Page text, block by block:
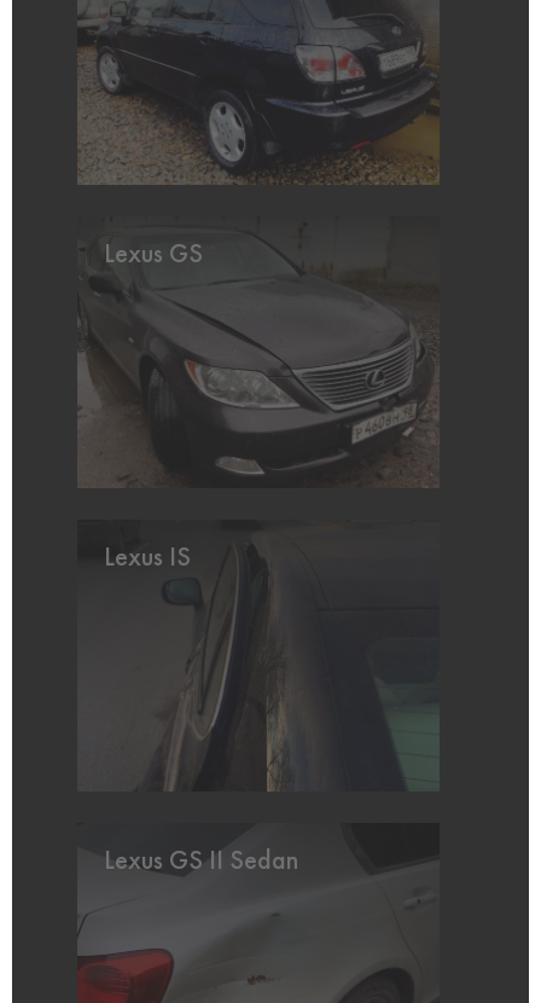
Lexus GS
Lexus IS
Lexus GS II Sedan